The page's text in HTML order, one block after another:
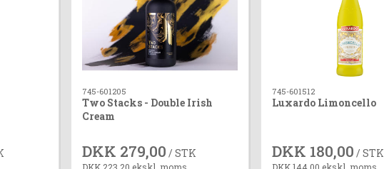
745-601205
Two Stacks - Double Irish
Cream
DKK 279,00 / STK
DKK 223,20 ekskl. moms
745-601512
Luxardo Limoncello
DKK 180,00 / STK
DKK 144,00 ekskl. moms